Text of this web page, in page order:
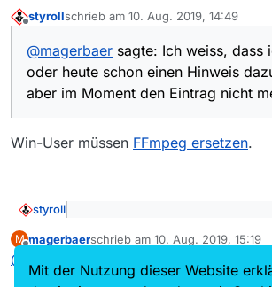
Eintrag nicht mehr.
und bekam als Resultat eine
deshalb wohl eine kleine
nötig. Wie geht das? Oder wie
dem das schön beschrieben ist?
styrollschrieb am 10. Aug. 2019, 14:49
zuletzt editiert von
@magerbaer sagte: Ich weiss, dass
oder heute schon einen Hinweis
aber im Moment den Eintrag nicht
Win-User müssen FFmpeg ersetzen.
styroll
gestern oder heute schon einen
M magerbaerschrieb am 10. Aug. 2019, 15:19
zuletzt editiert von
@
Mit der Nutzung dieser Website